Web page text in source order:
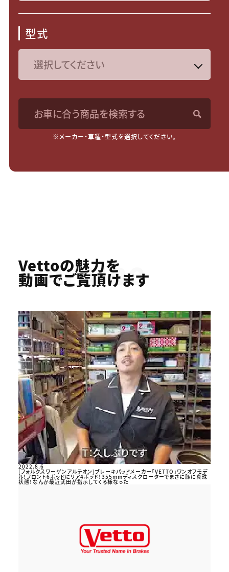
型式
お車に合う商品を検索する
※メーカー・車種・型式を選択してください。
Youtube
Vettoの魅力を
動画でご覧頂けます
2022.8.6
[フォルクスワーゲンアルテオン]ブレーキパッドメーカー「VETTO」ワンオフモデ
ル！フロント6ポッドにリア4ポッド！355mmディスクローターでまさに豚に真珠
状態！なんか最近武田が指示してくる様なった